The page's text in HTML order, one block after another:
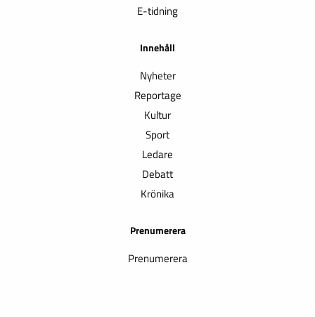
E-tidning
Innehåll
Nyheter
Reportage
Kultur
Sport
Ledare
Debatt
Krönika
Prenumerera
Prenumerera